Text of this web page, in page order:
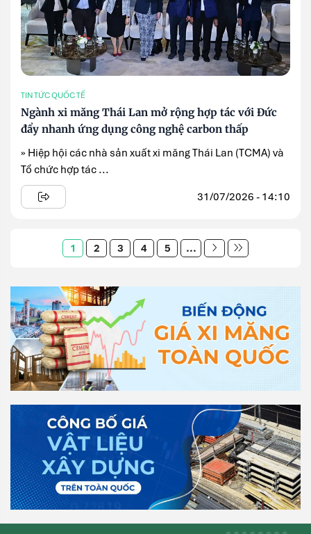
TIN TỨC QUỐC TẾ
Ngành xi măng Thái Lan mở rộng hợp tác với Đức
đẩy nhanh ứng dụng công nghệ carbon thấp
» Hiệp hội các nhà sản xuất xi măng Thái Lan (TCMA) và
Tổ chức hợp tác ...
31/07/2026 - 14:10
1 2 3 4 5 ...